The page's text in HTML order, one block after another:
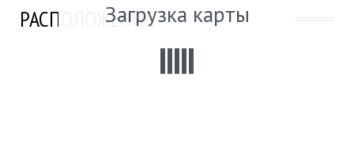
РАСПОЛОЖЕНИЕЗагрузка карты